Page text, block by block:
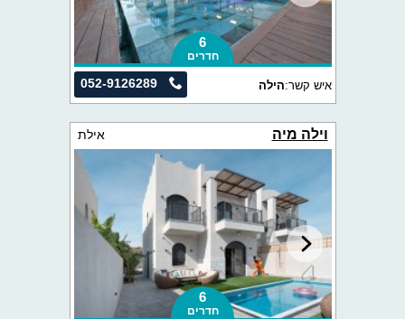
6
חדרים
052-9126289 איש קשר:הילה
וילה מיה אילת
6
חדרים